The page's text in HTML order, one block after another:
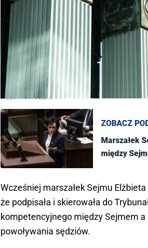
Zdjęcie ilustracyjne
ZOBACZ
Marszałek
między
Wcześniej marszałek Sejmu
że podpisała i skierowała do
kompetencyjnego między Sejmem
powoływania sędziów.